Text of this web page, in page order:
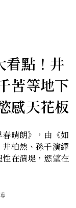
看點！井
苦等地下
感天花板
晴朗》，由《如
柏然、孫千演繹
在潰堤，慾望在